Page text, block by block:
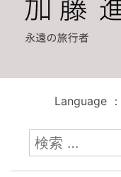
Language ：
検
索: